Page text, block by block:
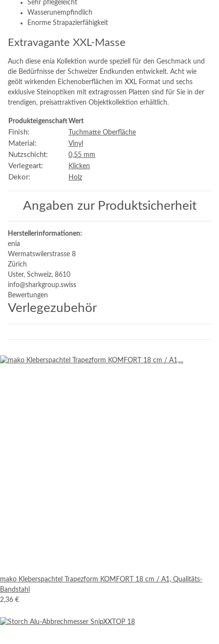
Sehr pflegeleicht
Wasserunempfindlich
Enorme Strapazierfähigkeit
Extravagante XXL-Masse
Auch diese enia Kollektion wurde speziell für den Geschmack und
die Bedürfnisse der Schweizer Endkunden entwickelt. Acht wie
geölt wirkenden Eichenoberflächen im XXL Format und sechs
exklusive Steinoptiken mit extragrossen Platten sind für Sie in der
trendigen, preisattraktiven Objektkollektion erhältlich.
ProdukteigenschaftWert
Finish: Tuchmatte Oberfläche
Material: Vinyl
Nutzschicht: 0,55 mm
Verlegeart: Klicken
Dekor: Holz
Angaben zur Produktsicherheit
Herstellerinformationen:
enia
Wermatswilerstrasse 8
Zürich
Uster, Schweiz, 8610
info@sharkgroup.swiss
Bewertungen
Verlegezubehör
mako Kleberspachtel Trapezform KOMFORT 18 cm / A1, Qualitäts-
Bandstahl
2,36 €